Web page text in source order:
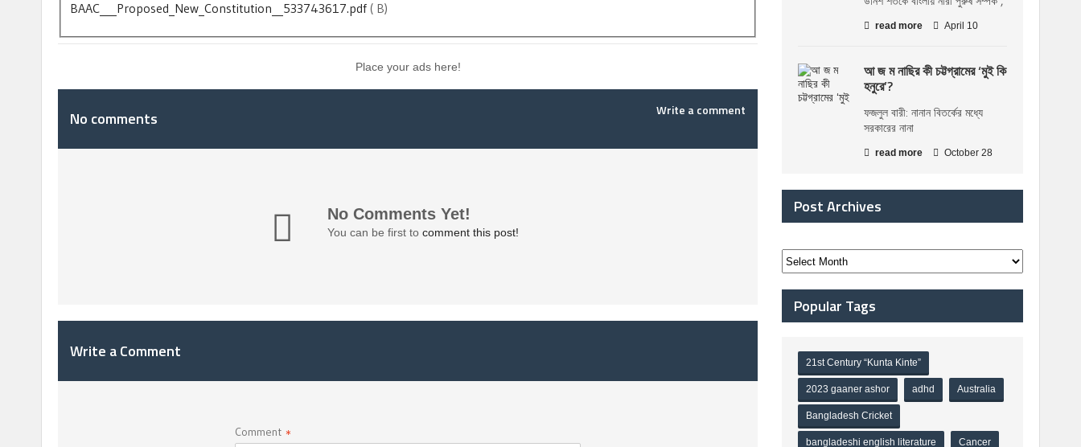
BAAC___Proposed_New_Constitution__533743617.pdf ( B)
Place your ads here!
No comments Write a comment
No Comments Yet!
You can be first to comment this post!
Write a Comment
Comment *
read more April 10
আ জ ম নাছির কী চট্টগ্রামের ‘মুই কি
হনুরে’?
ফজলুল বারী: নানান বিতর্কের মধ্যে
সরকারের নানা
read more October 28
Post Archives
Popular Tags
21st Century “Kunta Kinte”
2023 gaaner ashor adhd Australia
Bangladesh Cricket
bangladeshi english literature Cancer